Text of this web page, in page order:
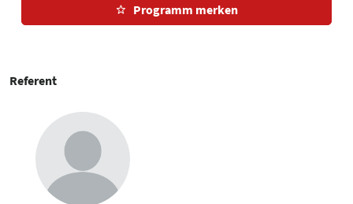
Programm merken
Referent